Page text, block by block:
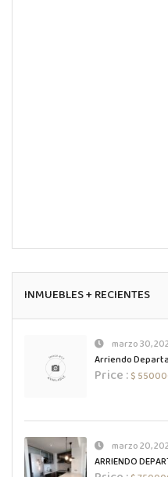
INMUEBLES + RECIENTES
marzo 30,
Arriendo
Price :$
marzo 20,
ARRIENDO